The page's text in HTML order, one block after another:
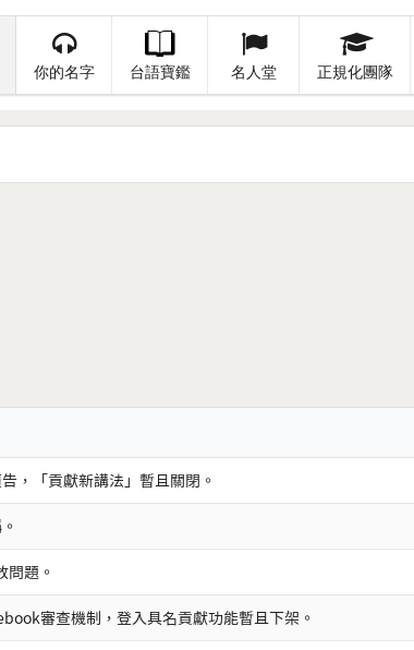
你的名字 台語寶鑑 名人堂 正規化團隊
，「貢獻新講法」暫且關閉。
題。
審查機制，登入具名貢獻功能暫且下架。